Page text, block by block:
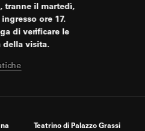
tranne il martedì,
ore 17.
di verificare le
della visita.
Teatrino di Palazzo Grassi